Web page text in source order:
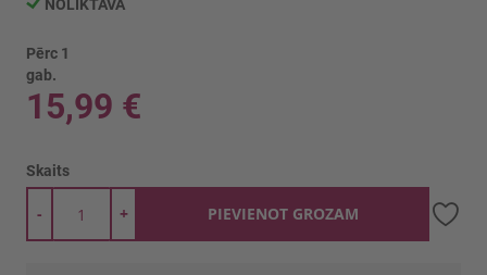
NOLIKTAVĀ
Pērc 1
gab.
15,99 €
Skaits
+
- PIEVIENOT GROZAM